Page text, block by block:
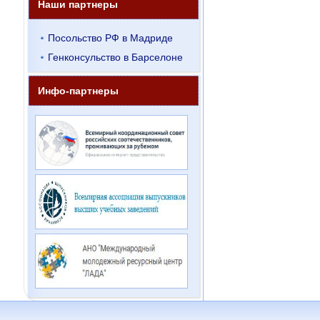
Наши партнеры
Посольство РФ в Мадриде
Генконсульство в Барселоне
Инфо-партнеры